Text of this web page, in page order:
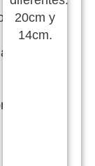
20cm y
14cm.